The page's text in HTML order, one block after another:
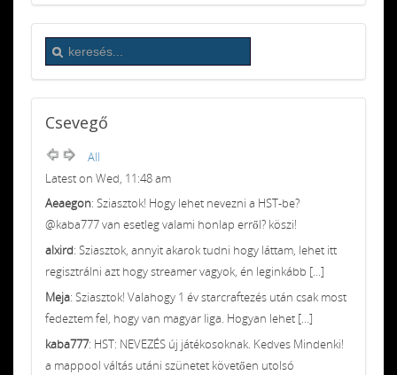
Csevegő
All
Latest on Wed, 11:48 am
Aeaegon: Sziasztok! Hogy lehet nevezni a HST-be?
@kaba777 van esetleg valami honlap erről? köszi!
alxird: Sziasztok, annyit akarok tudni hogy láttam, lehet itt
regisztrálni azt hogy streamer vagyok, én leginkább [...]
Meja: Sziasztok! Valahogy 1 év starcraftezés után csak most
fedeztem fel, hogy van magyar liga. Hogyan lehet [...]
kaba777: HST: NEVEZÉS új játékosoknak. Kedves Mindenki!
a mappool váltás utáni szünetet követően utolsó